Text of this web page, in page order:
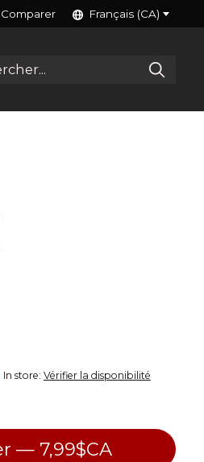
Comparer Français (CA)
In store: Vérifier la disponibilité
Ajouter au panier — 7,99$CA